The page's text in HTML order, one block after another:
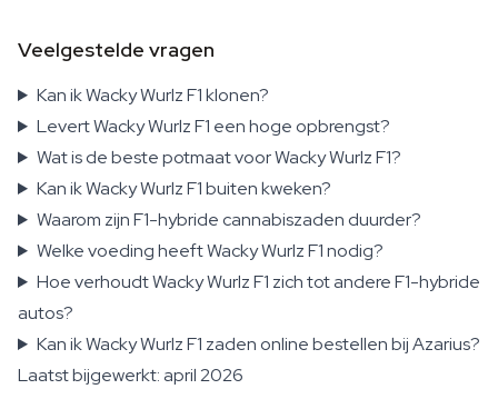
Veelgestelde vragen
Kan ik Wacky Wurlz F1 klonen?
Levert Wacky Wurlz F1 een hoge opbrengst?
Wat is de beste potmaat voor Wacky Wurlz F1?
Kan ik Wacky Wurlz F1 buiten kweken?
Waarom zijn F1-hybride cannabiszaden duurder?
Welke voeding heeft Wacky Wurlz F1 nodig?
Hoe verhoudt Wacky Wurlz F1 zich tot andere F1-hybride
autos?
Kan ik Wacky Wurlz F1 zaden online bestellen bij Azarius?
Laatst bijgewerkt: april 2026